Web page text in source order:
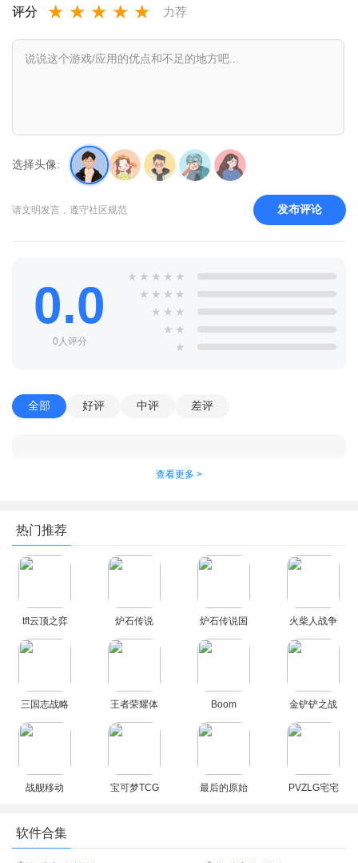
评分 ★ ★ ★ ★ ★ 力荐
选择头像:
请文明发言，遵守社区规范 发布评论
0.0
0人评分
★ ★ ★ ★ ★
★ ★ ★ ★
★ ★ ★
★ ★
★
全部 好评 中评 差评
查看更多 >
热门推荐
tft云顶之弈
下载最新版
本2026
炉石传说
(com.blizzar
d.wtcg.heart
炉石传说国
际版亚服下
载最新手机
火柴人战争
遗产FM雨下
同款修改器
三国志战略
版灵犀版
王者荣耀体
验服最新版
本下载2026
Boom
Arena爆炸
区域官方中
金铲铲之战
单机版安卓
最新版2026
战舰移动
最新版本
2026
宝可梦TCG
最后的原始
PVZLG宅宅
软件合集